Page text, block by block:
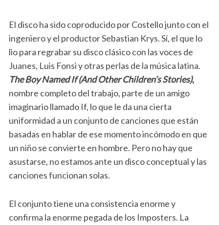
El disco ha sido coproducido por Costello junto con el
ingeniero y el productor Sebastian Krys. Sí, el que lo
lio para regrabar su disco clásico con las voces de
Juanes, Luis Fonsi y otras perlas de la música latina.
The Boy Named If (And Other Children’s Stories),
nombre completo del trabajo, parte de un amigo
imaginario llamado If, lo que le da una cierta
uniformidad a un conjunto de canciones que están
basadas en hablar de ese momento incómodo en que
un niño se convierte en hombre. Pero no hay que
asustarse, no estamos ante un disco conceptual y las
canciones funcionan solas.
El conjunto tiene una consistencia enorme y
confirma la enorme pegada de los Imposters. La